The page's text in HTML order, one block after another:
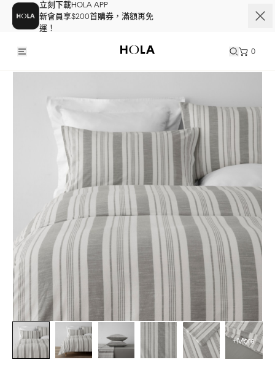
立刻下載HOLA APP
新會員享$200首購券，滿額再免
運！
0
+More